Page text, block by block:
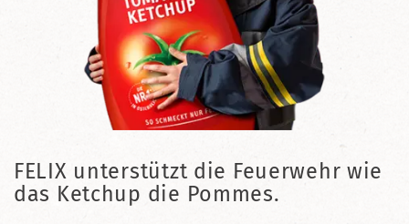
FELIX unterstützt die Feuerwehr wie
das Ketchup die Pommes.